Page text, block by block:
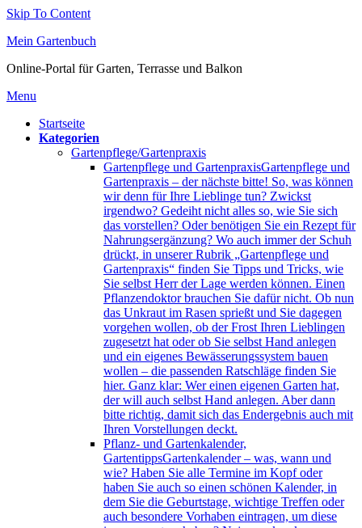
Skip To Content
Mein Gartenbuch
Online-Portal für Garten, Terrasse und Balkon
Menu
Startseite
Kategorien
Gartenpflege/Gartenpraxis
Gartenpflege und GartenpraxisGartenpflege und
Gartenpraxis – der nächste bitte! So, was können
wir denn für Ihre Lieblinge tun? Zwickst
irgendwo? Gedeiht nicht alles so, wie Sie sich
das vorstellen? Oder benötigen Sie ein Rezept für
Nahrungsergänzung? Wo auch immer der Schuh
drückt, in unserer Rubrik „Gartenpflege und
Gartenpraxis“ finden Sie Tipps und Tricks, wie
Sie selbst Herr der Lage werden können. Einen
Pflanzendoktor brauchen Sie dafür nicht. Ob nun
das Unkraut im Rasen sprießt und Sie dagegen
vorgehen wollen, ob der Frost Ihren Lieblingen
zugesetzt hat oder ob Sie selbst Hand anlegen
und ein eigenes Bewässerungssystem bauen
wollen – die passenden Ratschläge finden Sie
hier. Ganz klar: Wer einen eigenen Garten hat,
der will auch selbst Hand anlegen. Aber dann
bitte richtig, damit sich das Endergebnis auch mit
Ihren Vorstellungen deckt.
Pflanz- und Gartenkalender,
GartentippsGartenkalender – was, wann und
wie? Haben Sie alle Termine im Kopf oder
haben Sie auch so einen schönen Kalender, in
dem Sie die Geburtstage, wichtige Treffen oder
auch besondere Vorhaben eintragen, um diese